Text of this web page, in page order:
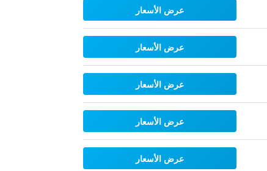
عرض الأسعار
عرض الأسعار
عرض الأسعار
عرض الأسعار
عرض الأسعار